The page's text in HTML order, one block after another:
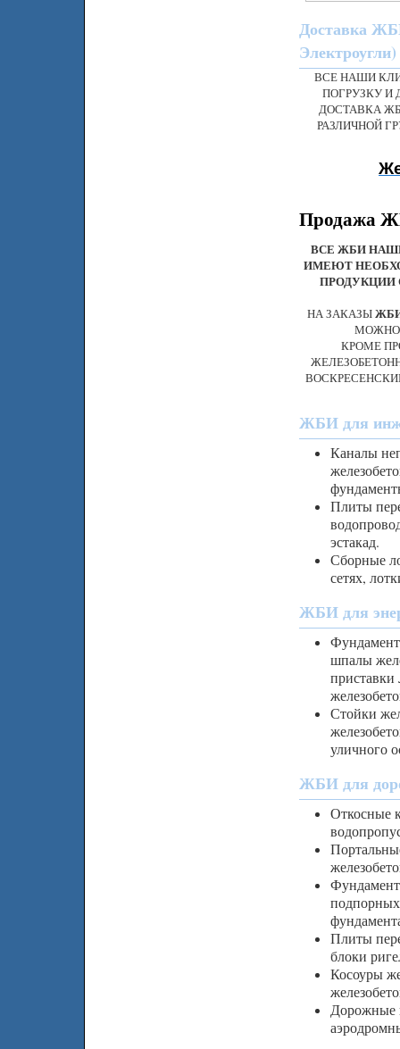
Доставка
Электроугли)
ВСЕ НАШИ
ПОГРУЗКУ И
ДОСТАВКА
РАЗЛИЧНОЙ
Продажа
ВСЕ ЖБИ
ИМЕЮТ
НА ЗАКАЗЫ
МОЖНО
КРОМЕ
ЖБИ для
Каналы
Плиты
эстакад.
Сборные
сетях,
ЖБИ для
шпалы
Стойки
уличного
ЖБИ для
Откосные
Плиты
блоки
Косоуры
Дорожные